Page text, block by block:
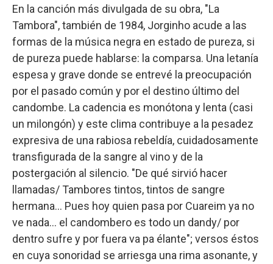
En la canción más divulgada de su obra, "La
Tambora", también de 1984, Jorginho acude a las
formas de la música negra en estado de pureza, si
de pureza puede hablarse: la comparsa. Una letanía
espesa y grave donde se entrevé la preocupación
por el pasado común y por el destino último del
candombe. La cadencia es monótona y lenta (casi
un milongón) y este clima contribuye a la pesadez
expresiva de una rabiosa rebeldía, cuidadosamente
transfigurada de la sangre al vino y de la
postergación al silencio. "De qué sirvió hacer
llamadas/ Tambores tintos, tintos de sangre
hermana… Pues hoy quien pasa por Cuareim ya no
ve nada… el candombero es todo un dandy/ por
dentro sufre y por fuera va pa élante"; versos éstos
en cuya sonoridad se arriesga una rima asonante, y